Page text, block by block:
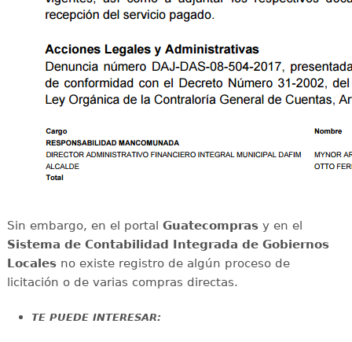
Sin embargo, en el portal Guatecomprasy en el
Sistema de Contabilidad Integrada de Gobiernos
Localesno existe registro de algún proceso de
licitación o de varias compras directas.
TE PUEDE INTERESAR: